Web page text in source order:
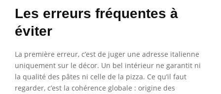
Les erreurs fréquentes à
éviter
La première erreur, c’est de juger une adresse italienne
uniquement sur le décor. Un bel intérieur ne garantit ni
la qualité des pâtes ni celle de la pizza. Ce qu’il faut
regarder, c’est la cohérence globale : origine des